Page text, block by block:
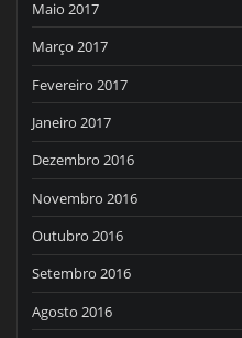
Maio 2017
Março 2017
Fevereiro 2017
Janeiro 2017
Dezembro 2016
Novembro 2016
Outubro 2016
Setembro 2016
Agosto 2016